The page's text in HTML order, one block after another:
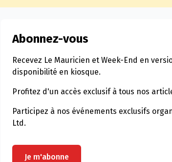
Abonnez-vous
Recevez Le Mauricien et Week-End en
disponibilité en kiosque.
Profitez d'un accès exclusif à tous nos
Participez à nos événements exclusifs
Ltd.
Je m'abonne